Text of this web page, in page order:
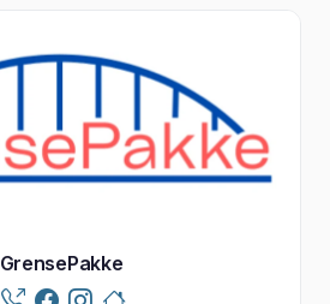
GrensePakke